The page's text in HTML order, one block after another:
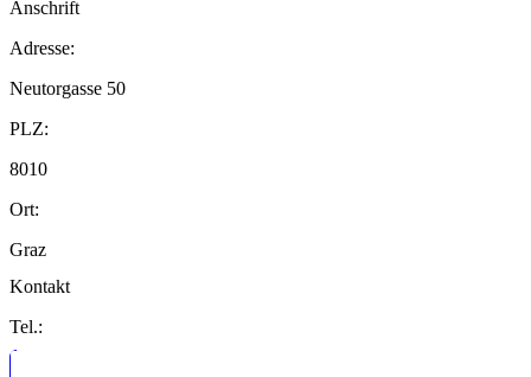
Anschrift
Adresse:
Neutorgasse 50
PLZ:
8010
Ort:
Graz
Kontakt
Tel.: